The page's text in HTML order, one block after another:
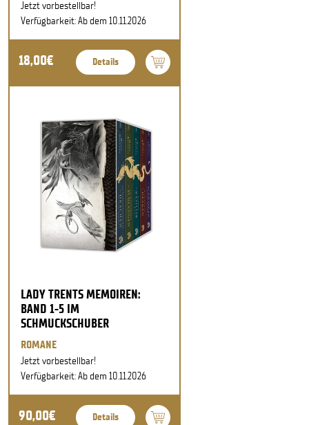
Jetzt vorbestellbar!
Verfügbarkeit: Ab dem 10.11.2026
18,00€ Details
LADY TRENTS MEMOIREN:
BAND 1-5 IM
SCHMUCKSCHUBER
ROMANE
Jetzt vorbestellbar!
Verfügbarkeit: Ab dem 10.11.2026
90,00€ Details